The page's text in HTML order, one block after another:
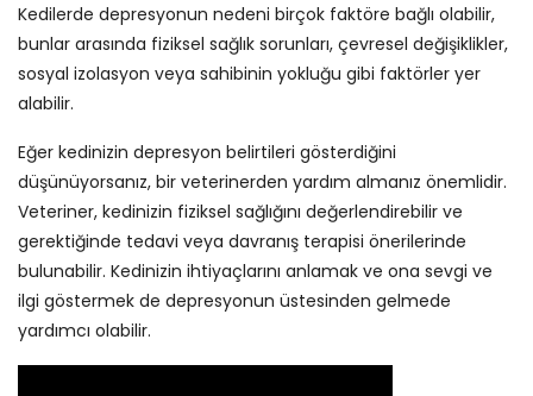
Kedilerde depresyonun nedeni birçok faktöre bağlı olabilir,
bunlar arasında fiziksel sağlık sorunları, çevresel değişiklikler,
sosyal izolasyon veya sahibinin yokluğu gibi faktörler yer
alabilir.
Eğer kedinizin depresyon belirtileri gösterdiğini
düşünüyorsanız, bir veterinerden yardım almanız önemlidir.
Veteriner, kedinizin fiziksel sağlığını değerlendirebilir ve
gerektiğinde tedavi veya davranış terapisi önerilerinde
bulunabilir. Kedinizin ihtiyaçlarını anlamak ve ona sevgi ve
ilgi göstermek de depresyonun üstesinden gelmede
yardımcı olabilir.